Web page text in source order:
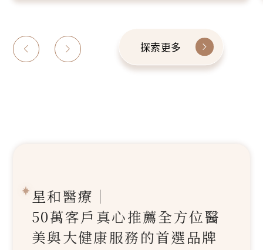
探索更多
星和醫療｜
50萬客戶真心推薦全方位醫
美與大健康服務的首選品牌